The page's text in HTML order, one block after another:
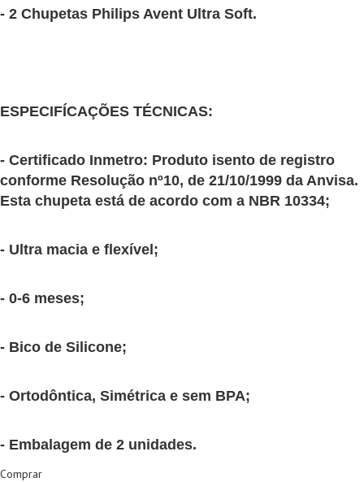
- 2 Chupetas Philips Avent Ultra Soft.
ESPECIFÍCAÇÕES TÉCNICAS:
- Certificado Inmetro: Produto isento de registro
conforme Resolução nº10, de 21/10/1999 da Anvisa.
Esta chupeta está de acordo com a NBR 10334;
- Ultra macia e flexível;
- 0-6 meses;
- Bico de Silicone;
- Ortodôntica, Simétrica e sem BPA;
- Embalagem de 2 unidades.
Comprar